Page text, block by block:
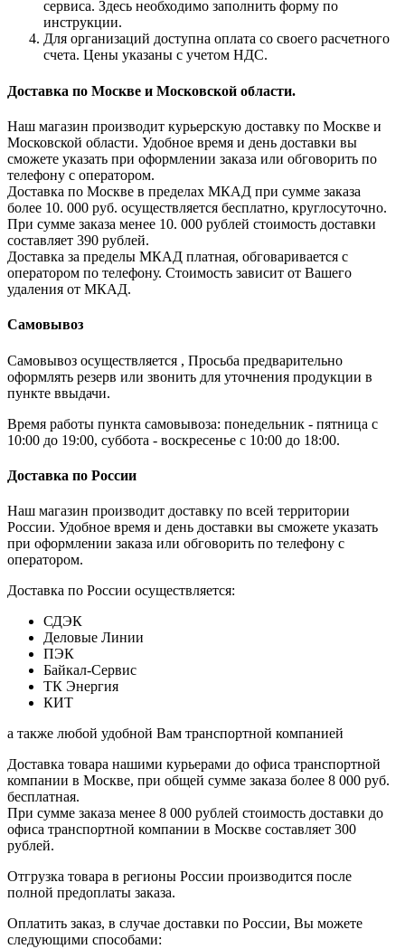
сервиса. Здесь необходимо заполнить форму по
инструкции.
Для организаций доступна оплата со своего расчетного
счета. Цены указаны с учетом НДС.
Доставка по Москве и Московской области.
Наш магазин производит курьерскую доставку по Москве и
Московской области. Удобное время и день доставки вы
сможете указать при оформлении заказа или обговорить по
телефону с оператором.
Доставка по Москве в пределах МКАД при сумме заказа
более 10. 000 руб. осуществляется бесплатно, круглосуточно.
При сумме заказа менее 10. 000 рублей стоимость доставки
составляет 390 рублей.
Доставка за пределы МКАД платная, обговаривается с
оператором по телефону. Стоимость зависит от Вашего
удаления от МКАД.
Самовывоз
Самовывоз осуществляется , Просьба предварительно
оформлять резерв или звонить для уточнения продукции в
пункте ввыдачи.
Время работы пункта самовывоза: понедельник - пятница с
10:00 до 19:00, суббота - воскресенье с 10:00 до 18:00.
Доставка по России
Наш магазин производит доставку по всей территории
России. Удобное время и день доставки вы сможете указать
при оформлении заказа или обговорить по телефону с
оператором.
Доставка по России осуществляется:
СДЭК
Деловые Линии
ПЭК
Байкал-Сервис
ТК Энергия
КИТ
а также любой удобной Вам транспортной компанией
Доставка товара нашими курьерами до офиса транспортной
компании в Москве, при общей сумме заказа более 8 000 руб.
бесплатная.
При сумме заказа менее 8 000 рублей стоимость доставки до
офиса транспортной компании в Москве составляет 300
рублей.
Отгрузка товара в регионы России производится после
полной предоплаты заказа.
Оплатить заказ, в случае доставки по России, Вы можете
следующими способами: